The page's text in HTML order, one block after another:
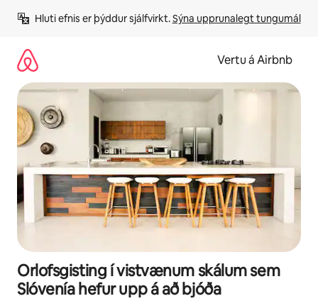
beint
Hluti efnis er þýddur sjálfvirkt. Sýna upprunalegt tungumál
Vertu á Airbnb
Orlofsgisting í vistvænum skálum sem
Slóvenía hefur upp á að bjóða